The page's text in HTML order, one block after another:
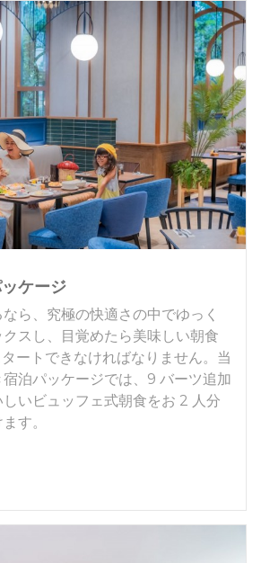
ケージ
ら、究極の快適さの中でゆっく
スし、目覚めたら美味しい朝食
ートできなければなりません。当
泊パッケージでは、9 バーツ追加
いビュッフェ式朝食をお 2 人分
す。